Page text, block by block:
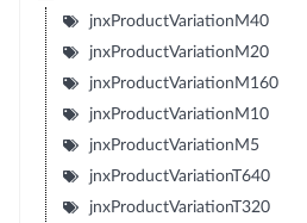
jnxProductVariationM40
jnxProductVariationM20
jnxProductVariationM160
jnxProductVariationM10
jnxProductVariationM5
jnxProductVariationT640
jnxProductVariationT320